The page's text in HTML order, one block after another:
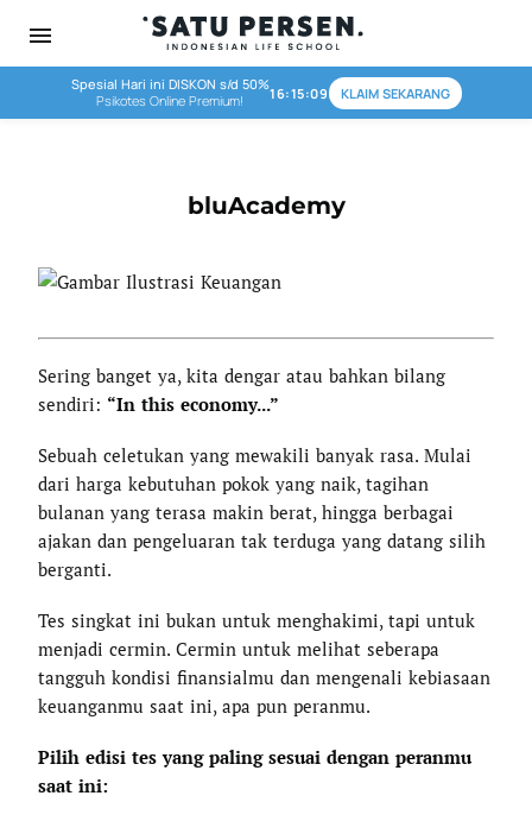
menu
Spesial Hari ini DISKON s/d 50%
Psikotes Online Premium!
16:15:09 KLAIM SEKARANG
bluAcademy
Sering banget ya, kita dengar atau bahkan bilang
sendiri: “In this economy...”
Sebuah celetukan yang mewakili banyak rasa. Mulai
dari harga kebutuhan pokok yang naik, tagihan
bulanan yang terasa makin berat, hingga berbagai
ajakan dan pengeluaran tak terduga yang datang silih
berganti.
Tes singkat ini bukan untuk menghakimi, tapi untuk
menjadi cermin. Cermin untuk melihat seberapa
tangguh kondisi finansialmu dan mengenali kebiasaan
keuanganmu saat ini, apa pun peranmu.
Pilih edisi tes yang paling sesuai dengan peranmu
saat ini: